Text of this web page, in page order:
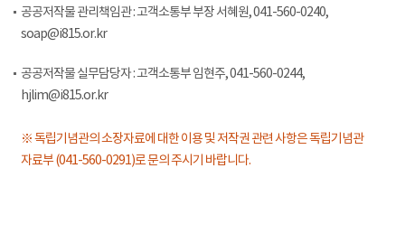
공공저작물 관리책임관 : 고객소통부 부장 서혜원, 041-560-0240,
soap@i815.or.kr
공공저작물 실무담당자 : 고객소통부 임현주, 041-560-0244,
hjlim@i815.or.kr
※ 독립기념관의 소장자료에 대한 이용 및 저작권 관련 사항은 독립기념관
자료부 (041-560-0291)로 문의 주시기 바랍니다.